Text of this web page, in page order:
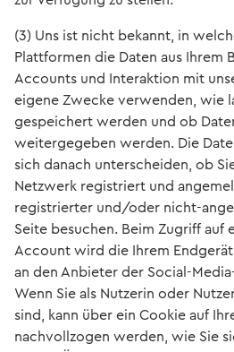
(3) Uns ist nicht bekannt, in
Plattformen die Daten aus Ihrem
Accounts und Interaktion mit
eigene Zwecke verwenden, wie
gespeichert werden und ob
weitergegeben werden. Die
sich danach unterscheiden, ob
Netzwerk registriert und
registrierter und/oder nicht-
Seite besuchen. Beim Zugriff auf
Account wird die Ihrem
an den Anbieter der Social-
Wenn Sie als Nutzerin oder
sind, kann über ein Cookie auf
nachvollzogen werden, wie Sie